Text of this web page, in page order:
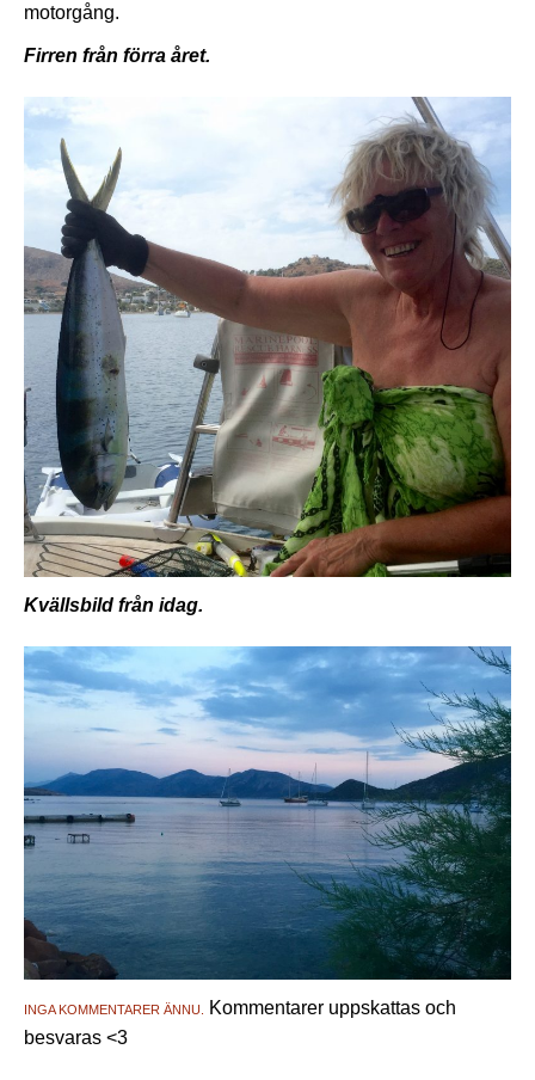
motorgång.
Firren från förra året.
Kvällsbild från idag.
INGA KOMMENTARER ÄNNU.
Kommentarer uppskattas och
besvaras <3